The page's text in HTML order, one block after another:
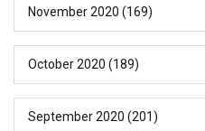
November 2020 (169)
October 2020 (189)
September 2020 (201)